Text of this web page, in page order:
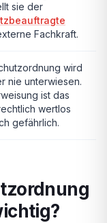
sie der
Fachkraft.
wird
nie unterwiesen.
ist das
wertlos
gefährlich.